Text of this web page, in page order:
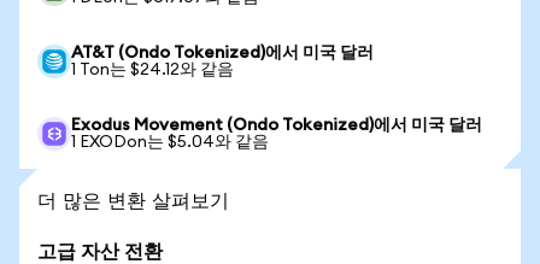
AT&T (Ondo Tokenized)에서 미국 달러
1 Ton는 $24.12와 같음
Exodus Movement (Ondo Tokenized)에서 미국 달러
1 EXODon는 $5.04와 같음
더 많은 변환 살펴보기
고급 자산 전환